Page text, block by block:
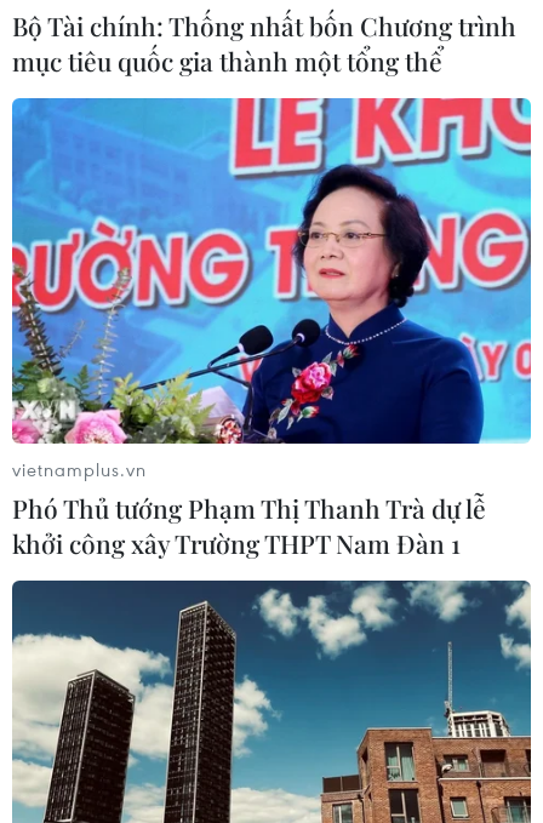
Bộ Tài chính: Thống nhất bốn Chương trình
mục tiêu quốc gia thành một tổng thể
vietnamplus.vn
Phó Thủ tướng Phạm Thị Thanh Trà dự lễ
khởi công xây Trường THPT Nam Đàn 1